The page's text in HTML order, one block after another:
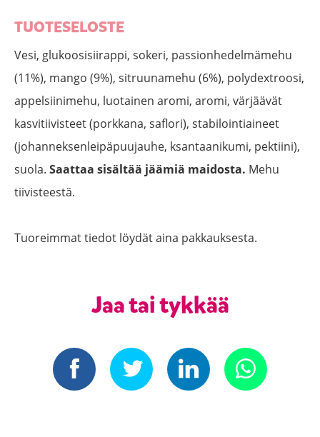
TUOTESELOSTE
Vesi, glukoosisiirappi, sokeri, passionhedelmämehu
(11%), mango (9%), sitruunamehu (6%), polydextroosi,
appelsiinimehu, luotainen aromi, aromi, värjäävät
kasvitiivisteet (porkkana, saflori), stabilointiaineet
(johanneksenleipäpuujauhe, ksantaanikumi, pektiini),
suola. Saattaa sisältää jäämiä maidosta. Mehu
tiivisteestä.
Tuoreimmat tiedot löydät aina pakkauksesta.
Jaa tai tykkää